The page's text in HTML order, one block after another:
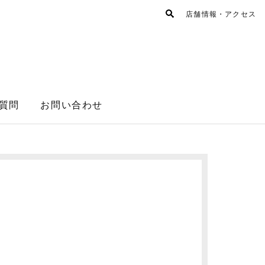
店舗情報・アクセス
問 お問い合わせ